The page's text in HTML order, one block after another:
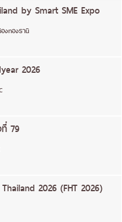
by Smart SME Expo
งทองธานี
2026
ที่ 79
2026 (FHT 2026)